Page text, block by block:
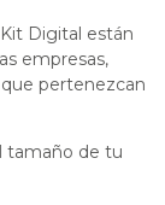
Digital están
empresas,
pertenezcan
tamaño de tu